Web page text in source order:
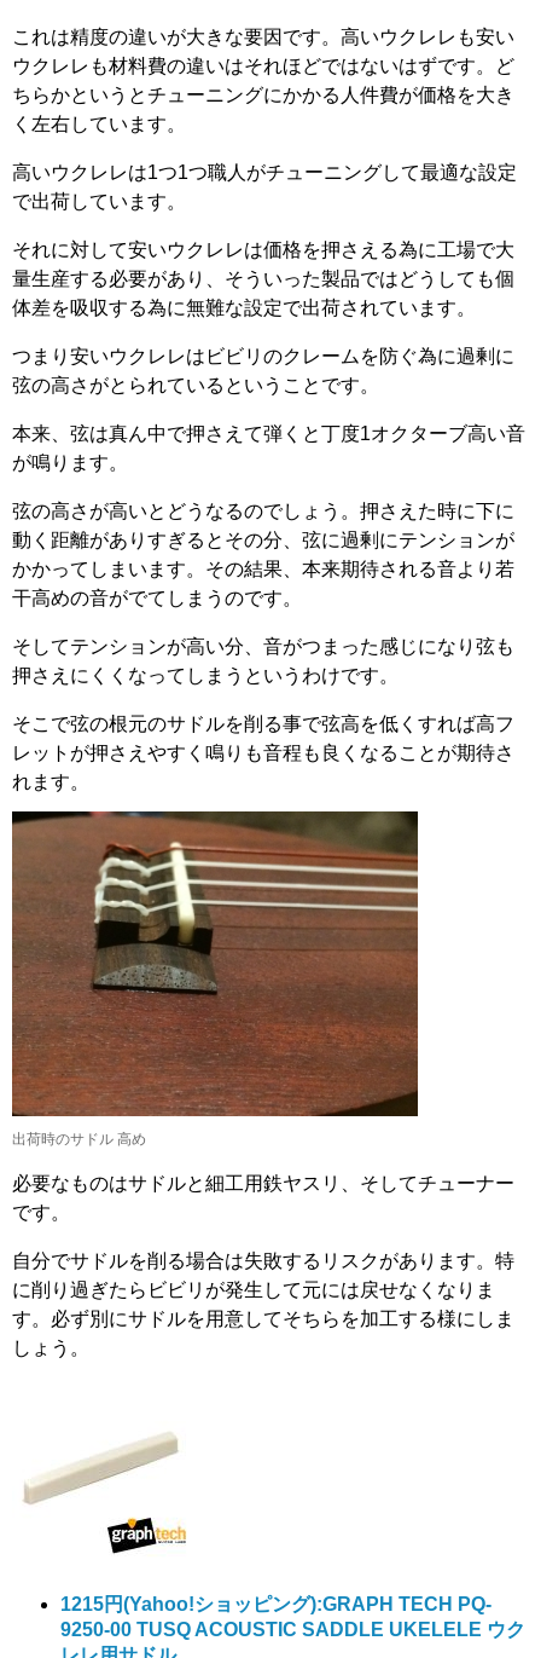
これは精度の違いが大きな要因です。高いウクレレも安い
ウクレレも材料費の違いはそれほどではないはずです。ど
ちらかというとチューニングにかかる人件費が価格を大き
く左右しています。
高いウクレレは1つ1つ職人がチューニングして最適な設定
で出荷しています。
それに対して安いウクレレは価格を押さえる為に工場で大
量生産する必要があり、そういった製品ではどうしても個
体差を吸収する為に無難な設定で出荷されています。
つまり安いウクレレはビビリのクレームを防ぐ為に過剰に
弦の高さがとられているということです。
本来、弦は真ん中で押さえて弾くと丁度1オクターブ高い音
が鳴ります。
弦の高さが高いとどうなるのでしょう。押さえた時に下に
動く距離がありすぎるとその分、弦に過剰にテンションが
かかってしまいます。その結果、本来期待される音より若
干高めの音がでてしまうのです。
そしてテンションが高い分、音がつまった感じになり弦も
押さえにくくなってしまうというわけです。
そこで弦の根元のサドルを削る事で弦高を低くすれば高フ
レットが押さえやすく鳴りも音程も良くなることが期待さ
れます。
出荷時のサドル 高め
必要なものはサドルと細工用鉄ヤスリ、そしてチューナー
です。
自分でサドルを削る場合は失敗するリスクがあります。特
に削り過ぎたらビビリが発生して元には戻せなくなりま
す。必ず別にサドルを用意してそちらを加工する様にしま
しょう。
1215円(Yahoo!ショッピング):GRAPH TECH PQ-
9250-00 TUSQ ACOUSTIC SADDLE UKELELE ウク